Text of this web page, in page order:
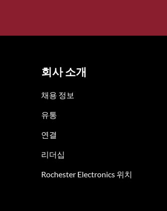
회사 소개
채용 정보
유통
연결
리더십
Rochester Electronics 위치